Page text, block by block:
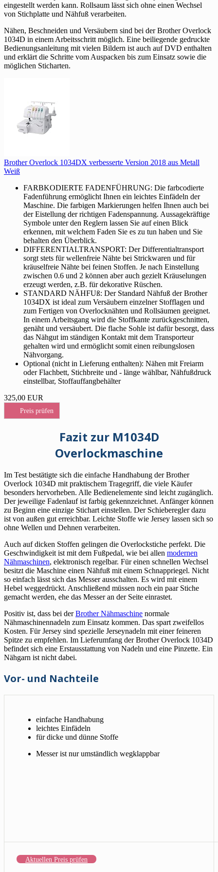
eingestellt werden kann. Rollsaum lässt sich ohne einen Wechsel
von Stichplatte und Nähfuß verarbeiten.
Nähen, Beschneiden und Versäubern sind bei der Brother Overlock
1034D in einem Arbeitsschritt möglich. Eine beiliegende gedruckte
Bedienungsanleitung mit vielen Bildern ist auch auf DVD enthalten
und erklärt die Schritte vom Auspacken bis zum Einsatz sowie die
möglichen Sticharten.
Brother Overlock 1034DX verbesserte Version 2018 aus Metall
Weiß
FARBKODIERTE FADENFÜHRUNG: Die farbcodierte
Fadenführung ermöglicht Ihnen ein leichtes Einfädeln der
Maschine. Die farbigen Markierungen helfen Ihnen auch bei
der Eistellung der richtigen Fadenspannung. Aussagekräftige
Symbole unter den Reglern lassen Sie auf einen Blick
erkennen, mit welchem Faden Sie es zu tun haben und Sie
behalten den Überblick.
DIFFERENTIALTRANSPORT: Der Differentialtransport
sorgt stets für wellenfreie Nähte bei Strickwaren und für
kräuselfreie Nähte bei feinen Stoffen. Je nach Einstellung
zwischen 0.6 und 2 können aber auch gezielt Kräuselungen
erzeugt werden, z.B. für dekorative Rüschen.
STANDARD NÄHFUß: Der Standard Nähfuß der Brother
1034DX ist ideal zum Versäubern einzelner Stofflagen und
zum Fertigen von Overlocknähten und Rollsäumen geeignet.
In einem Arbeitsgang wird die Stoffkante zurückgeschnitten,
genäht und versäubert. Die flache Sohle ist dafür besorgt, dass
das Nähgut im ständigen Kontakt mit dem Transporteur
gehalten wird und ermöglicht somit einen reibungslosen
Nähvorgang.
Optional (nicht in Lieferung enthalten): Nähen mit Freiarm
oder Flachbett, Stichbreite und - länge wählbar, Nähfußdruck
einstellbar, Stoffauffangbehälter
325,00 EUR
Preis prüfen
Fazit zur M1034D
Overlockmaschine
Im Test bestätigte sich die einfache Handhabung der Brother
Overlock 1034D mit praktischem Tragegriff, die viele Käufer
besonders hervorheben. Alle Bedienelemente sind leicht zugänglich.
Der jeweilige Fadenlauf ist farbig gekennzeichnet. Anfänger können
zu Beginn eine einzige Stichart einstellen. Der Schieberegler dazu
ist von außen gut erreichbar. Leichte Stoffe wie Jersey lassen sich so
ohne Wellen und Dehnen verarbeiten.
Auch auf dicken Stoffen gelingen die Overlockstiche perfekt. Die
Geschwindigkeit ist mit dem Fußpedal, wie bei allen modernen
Nähmaschinen, elektronisch regelbar. Für einen schnellen Wechsel
besitzt die Maschine einen Nähfuß mit einem Schnappriegel. Nicht
so einfach lässt sich das Messer ausschalten. Es wird mit einem
Hebel weggedrückt. Anschließend müssen noch ein paar Stiche
gemacht werden, ehe das Messer an der Seite einrastet.
Positiv ist, dass bei derBrother Nähmaschine normale
Nähmaschinennadeln zum Einsatz kommen. Das spart zweifellos
Kosten. Für Jersey sind spezielle Jerseynadeln mit einer feineren
Spitze zu empfehlen. Im Lieferumfang der Brother Overlock 1034D
befindet sich eine Erstausstattung von Nadeln und eine Pinzette. Ein
Nähgarn ist nicht dabei.
Vor- und Nachteile
einfache Handhabung
leichtes Einfädeln
für dicke und dünne Stoffe
Messer ist nur umständlich wegklappbar
Aktuellen Preis prüfen